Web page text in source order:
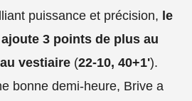
puissance et précision, le
3 points de plus au
vestiaire (22-10, 40+1').
bonne demi-heure, Brive a